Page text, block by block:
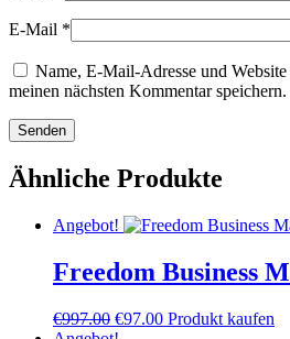
E-Mail *
Name, E-Mail-Adresse und
meinen nächsten Kommentar speichern.
Ähnliche Produkte
Angebot!
Freedom Business
€997.00 €97.00 Produkt kaufen